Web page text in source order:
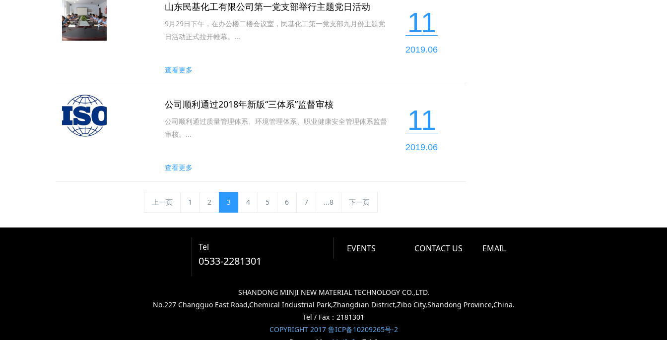
山东民基化工有限公司第一党支部举行主题党日活动
9月29日下午，在办公楼二楼会议室，民基化工第一党支部九月份主题党
日活动正式拉开帷幕。...
查看更多
11
2019.06
公司顺利通过2018年新版“三体系”监督审核
公司顺利通过质量管理体系、环境管理体系、职业健康安全管理体系监督
审核。...
查看更多
11
2019.06
上一页 1 2 3 4 5 6 7 ...8 下一页
Tel
0533-2281301
EVENTS CONTACT US EMAIL
SHANDONG MINJI NEW MATERIAL TECHNOLOGY CO.,LTD.
No.227 Changguo East Road,Chemical Industrial Park,Zhangdian District,Zibo City,Shandong Province,China.
Tel / Fax：2181301
COPYRIGHT 2017 鲁ICP备10209265号-2